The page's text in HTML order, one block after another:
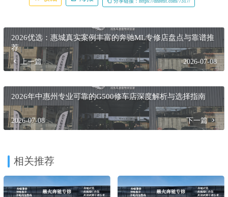
服务诚信度、工艺水平与长期可靠性。
最终，选择一家专业的维修服务机构，其意义远超单次消
费。它关乎车辆全生命周期的健康管理，是确保这台豪华座
驾持续为您提供安全、舒适与愉悦驾乘体验的关键伙伴。在
2026年乃至更远的未来，这种基于专业信任构建的长期服务
关系，才是车辆可持续竞争力的坚实保障。
收藏 海报 分享链接：https://dhrefit.com/7317/
2026优选：惠城真实案例丰富的奔驰ML专修店盘点与靠谱推
上一篇 2026-07-08